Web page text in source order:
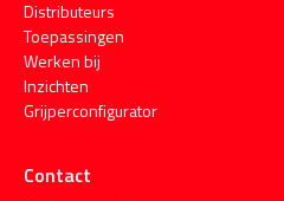
Distributeurs
Toepassingen
Werken bij
Inzichten
Grijperconfigurator
Contact